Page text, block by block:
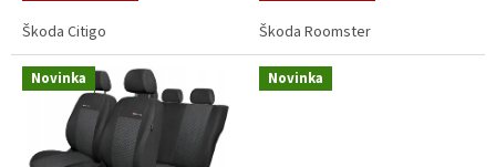
Škoda Citigo Škoda Roomster
Novinka Novinka